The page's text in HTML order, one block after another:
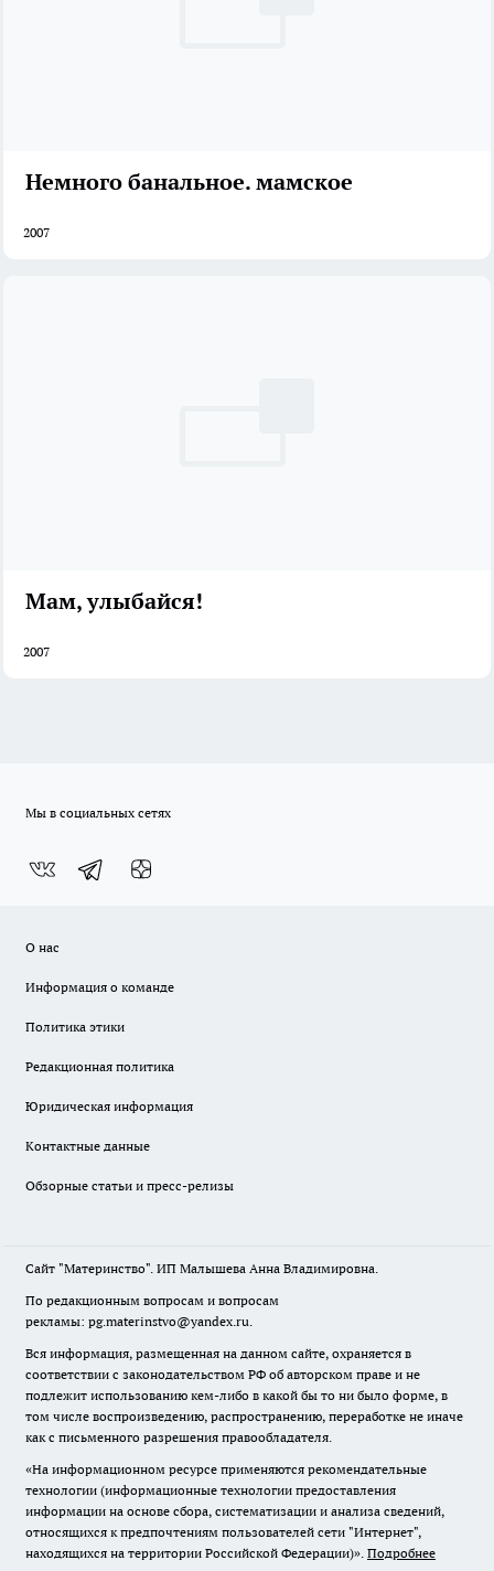
Немного банальное. мамское
2007
Мам, улыбайся!
2007
Мы в социальных сетях
О нас
Информация о команде
Политика этики
Редакционная политика
Юридическая информация
Контактные данные
Обзорные статьи и пресс-релизы
Сайт "Материнство". ИП Малышева Анна Владимировна.
По редакционным вопросам и вопросам
рекламы: pg.materinstvo@yandex.ru.
Вся информация, размещенная на данном сайте, охраняется в
соответствии с законодательством РФ об авторском праве и не
подлежит использованию кем-либо в какой бы то ни было форме, в
том числе воспроизведению, распространению, переработке не иначе
как с письменного разрешения правообладателя.
«На информационном ресурсе применяются рекомендательные
технологии (информационные технологии предоставления
информации на основе сбора, систематизации и анализа сведений,
относящихся к предпочтениям пользователей сети "Интернет",
находящихся на территории Российской Федерации)». Подробнее